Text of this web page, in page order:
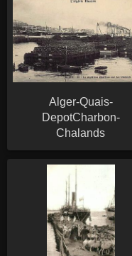
Alger-Quais-
DepotCharbon-
Chalands